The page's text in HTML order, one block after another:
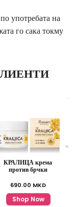
по употребата на
го сака токму
КРАЛИЦА крема
против брчки
690.00 MKD
Shop Now